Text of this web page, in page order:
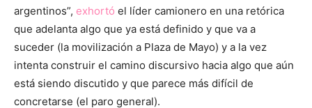
argentinos”, exhortó el líder camionero en una retórica
que adelanta algo que ya está definido y que va a
suceder (la movilización a Plaza de Mayo) y a la vez
intenta construir el camino discursivo hacia algo que aún
está siendo discutido y que parece más difícil de
concretarse (el paro general).